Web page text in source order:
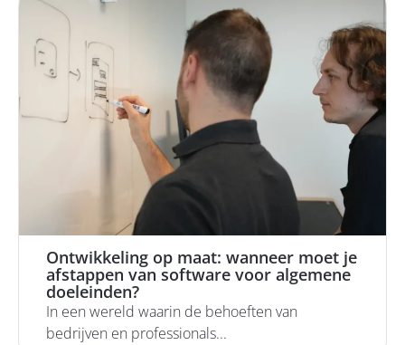
Ontwikkeling op maat: wanneer moet je
afstappen van software voor algemene
doeleinden?
In een wereld waarin de behoeften van
bedrijven en professionals...